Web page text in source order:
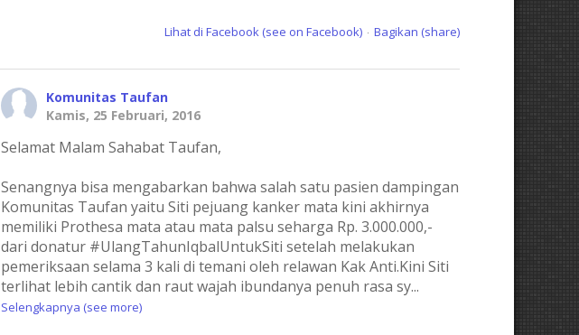
Lihat di Facebook (see on Facebook) · Bagikan (share)
Komunitas Taufan
Kamis, 25 Februari, 2016
Selamat Malam Sahabat Taufan,
Senangnya bisa mengabarkan bahwa salah satu pasien dampingan
Komunitas Taufan yaitu Siti pejuang kanker mata kini akhirnya
memiliki Prothesa mata atau mata palsu seharga Rp. 3.000.000,-
dari donatur #UlangTahunIqbalUntukSiti setelah melakukan
pemeriksaan selama 3 kali di temani oleh relawan Kak Anti.Kini Siti
terlihat lebih cantik dan raut wajah ibundanya penuh rasa sy...
Selengkapnya (see more)